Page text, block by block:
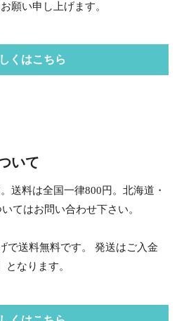
願い申し上げます。
くはこちら
いて
送料は全国一律800円。北海道・
てはお問い合わせ下さい。
で送料無料です。 発送はご入金
なります。